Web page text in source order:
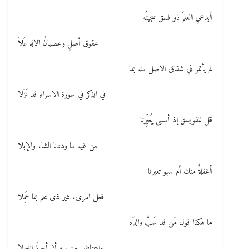
أيدعي العلمَ ذو فسق سجيتُه
عقوق أصلٍ وعصيانُ الاله عَلاَ
لم يأتمر في شقاق الاصل منه بما
في الذكر في سورة الاسراءِ قد نَزَلا
قل للفويسق إذ أمسى يُعيِّرنا
من غيه ما وددنا الشاء والإبلا
أغفلةٌ منك أم سهو تعيرنا
فعل امرىء غير ذى علم بما عَمِلا
ما هكذا قول مَن قد سَبَّ والدَه